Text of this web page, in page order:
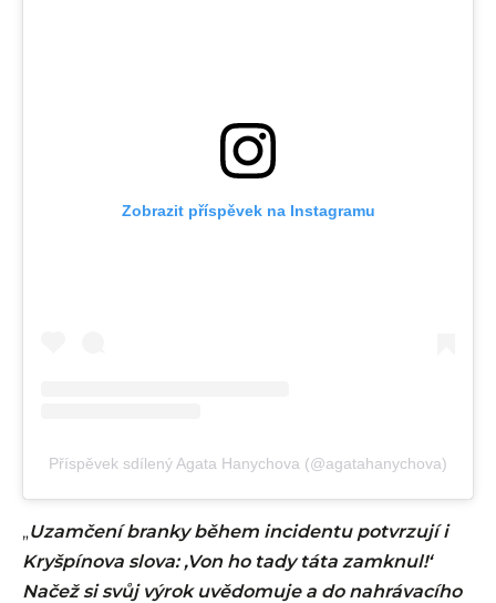
Zobrazit příspěvek na Instagramu
Příspěvek sdílený Agata Hanychova (@agatahanychova)
„Uzamčení branky během incidentu potvrzují i
Kryšpínova slova: ‚Von ho tady táta zamknul!‘
Načež si svůj výrok uvědomuje a do nahrávacího